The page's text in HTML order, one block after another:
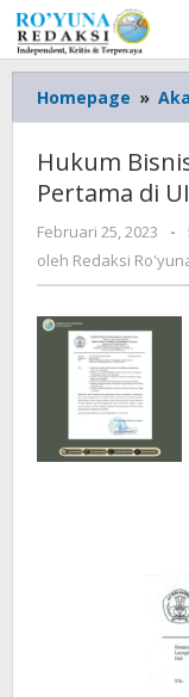
Lewati
ke
konten
Homepage »
Hukum
Pertama di
Februari 25, 2023 -
oleh Redaksi